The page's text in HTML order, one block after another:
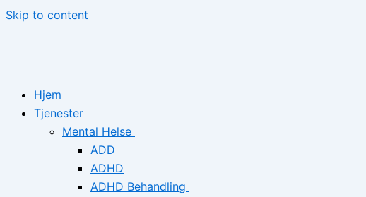
Skip to content
Hjem
Tjenester
Mental Helse
ADD
ADHD
ADHD Behandling